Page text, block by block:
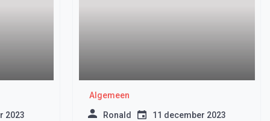
2023
Algemeen
Ronald 11 december 2023